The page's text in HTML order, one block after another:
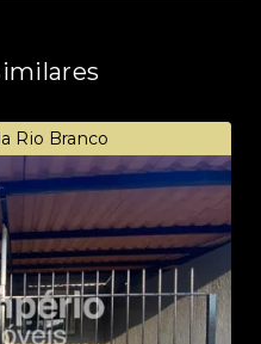
Rio Branco